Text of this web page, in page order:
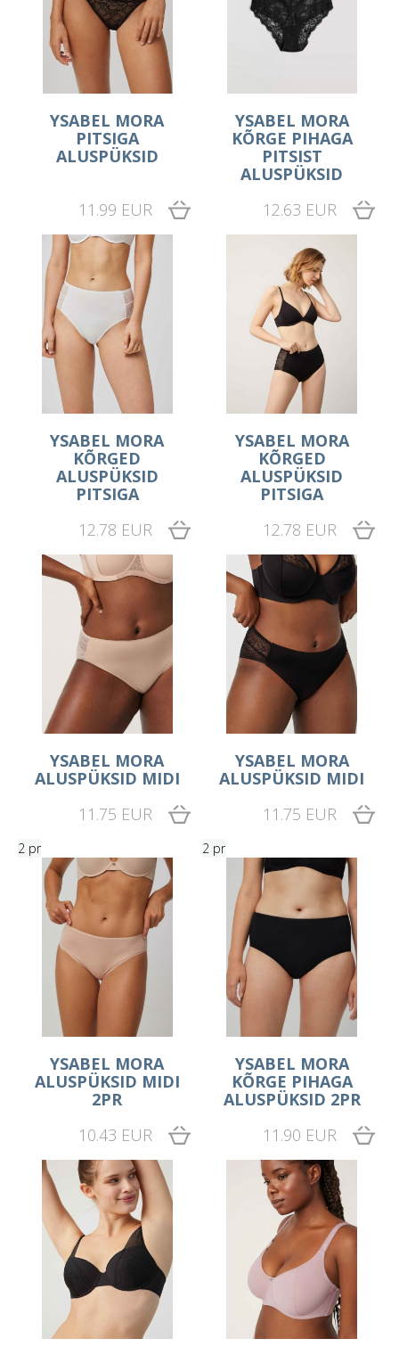
YSABEL MORA
PITSIGA
ALUSPÜKSID
11.99 EUR
YSABEL MORA
KÕRGE PIHAGA
PITSIST
ALUSPÜKSID
12.63 EUR
YSABEL MORA
KÕRGED
ALUSPÜKSID
PITSIGA
12.78 EUR
YSABEL MORA
KÕRGED
ALUSPÜKSID
PITSIGA
12.78 EUR
YSABEL MORA
ALUSPÜKSID MIDI
11.75 EUR
YSABEL MORA
ALUSPÜKSID MIDI
11.75 EUR
2 pr
YSABEL MORA
ALUSPÜKSID MIDI
2PR
10.43 EUR
2 pr
YSABEL MORA
KÕRGE PIHAGA
ALUSPÜKSID 2PR
11.90 EUR